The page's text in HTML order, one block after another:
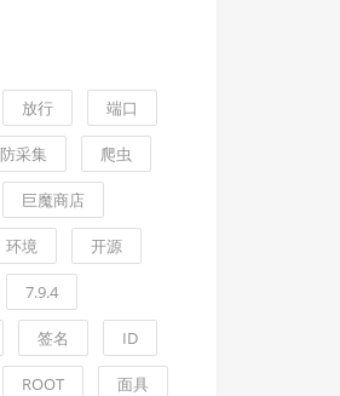
放行 端口
防采集 爬虫
巨魔商店
环境 开源
7.9.4
签名 ID
ROOT 面具